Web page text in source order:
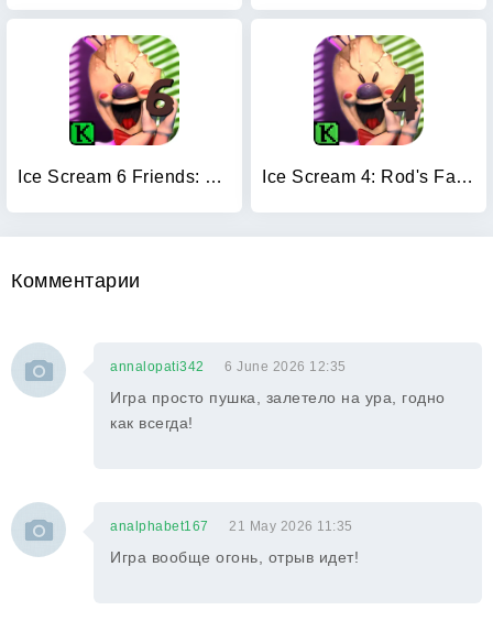
Ice Scream 6 Friends: Charlie Ice Scream 4: Rod's Factory
Комментарии
annalopati342 6 June 2026 12:35
Игра просто пушка, залетело на ура, годно
как всегда!
analphabet167 21 May 2026 11:35
Игра вообще огонь, отрыв идет!